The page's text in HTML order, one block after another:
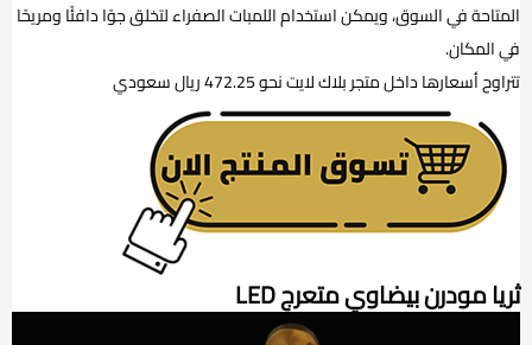
المتاحة في السوق، ويمكن استخدام اللمبات الصفراء لتخلق جوًا دافئًا ومريحًا
في المكان.
تتراوح أسعارها داخل متجر بلاك لايت نحو 472.25 ريال سعودي
ثريا مودرن بيضاوي متعرج LED